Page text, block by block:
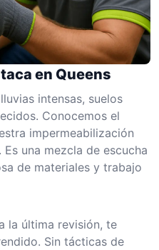
en Queens
intensas, suelos
Conocemos el
impermeabilización
una mezcla de escucha
de materiales y trabajo
la última revisión, te
Sin tácticas de